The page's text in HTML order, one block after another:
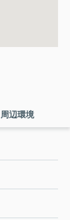
周辺環境